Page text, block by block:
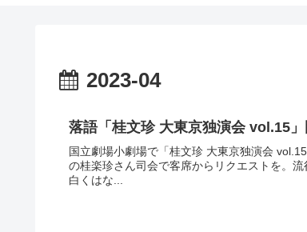
2023-04
落語「桂文珍 大東京独演会 vol.15
国立劇場小劇場で「桂文珍 大東京独演会
の桂楽珍さん司会で客席からリクエストを。
白くはな...